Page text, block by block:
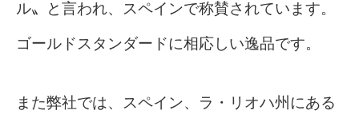
ル〟と言われ、スペインで称賛されています。
ゴールドスタンダードに相応しい逸品です。
また弊社では、スペイン、ラ・リオハ州にある